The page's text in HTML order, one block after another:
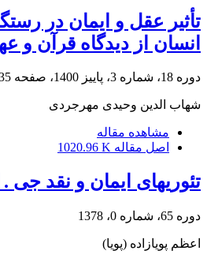
تأثیر عقل و ایمان در
انسان از دیدگاه قرآن و
دوره 18، شماره 3، پاییز 1400، صفحه 463
شهاب الدین وحیدی مهرجردی
مشاهده مقاله
اصل مقاله 1020.96 K
تئوریهای ایمان و نقد جی
دوره 65، شماره 0، 1378
اعظم پویازاده (پویا)